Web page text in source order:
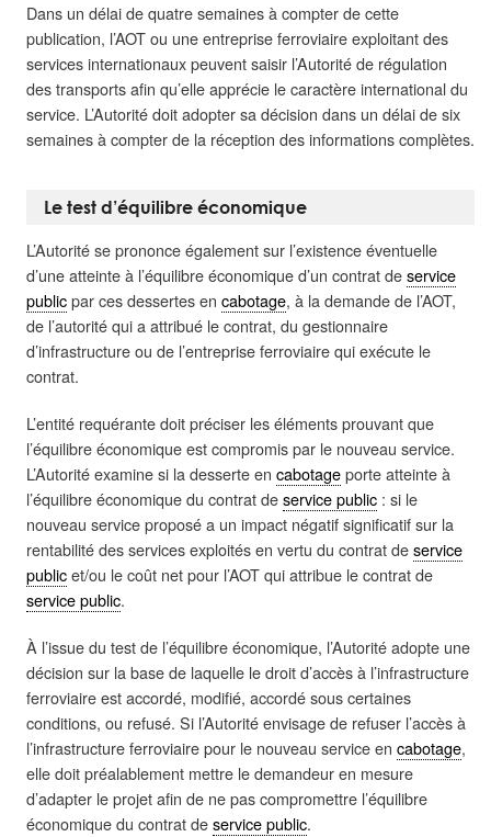
Dans un délai de quatre semaines à compter de cette
publication, l’AOT ou une entreprise ferroviaire exploitant des
services internationaux peuvent saisir l’Autorité de régulation
des transports afin qu’elle apprécie le caractère international du
service. L’Autorité doit adopter sa décision dans un délai de six
semaines à compter de la réception des informations complètes.
Le test d’équilibre économique
L’Autorité se prononce également sur l’existence éventuelle
d’une atteinte à l’équilibre économique d’un contrat deservice
publicpar ces dessertes en cabotage, à la demande de l’AOT,
de l’autorité qui a attribué le contrat, du gestionnaire
d’infrastructure ou de l’entreprise ferroviaire qui exécute le
contrat.
L’entité requérante doit préciser les éléments prouvant que
l’équilibre économique est compromis par le nouveau service.
L’Autorité examine si la desserte en cabotageporte atteinte à
l’équilibre économique du contrat deservice public : si le
nouveau service proposé a un impact négatif significatif sur la
rentabilité des services exploités en vertu du contrat deservice
publicet/ou le coût net pour l’AOT qui attribue le contrat de
service public.
À l’issue du test de l’équilibre économique, l’Autorité adopte une
décision sur la base de laquelle le droit d’accès à l’infrastructure
ferroviaire est accordé, modifié, accordé sous certaines
conditions, ou refusé. Si l’Autorité envisage de refuser l’accès à
l’infrastructure ferroviaire pour le nouveau service en cabotage,
elle doit préalablement mettre le demandeur en mesure
d’adapter le projet afin de ne pas compromettre l’équilibre
économique du contrat deservice public.